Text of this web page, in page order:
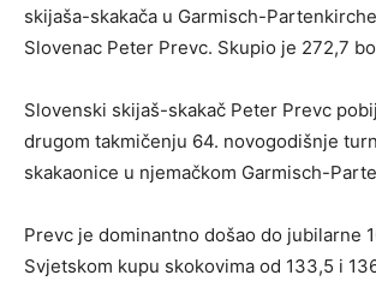
skijaša-skakača u Garmisch-
Slovenac Peter Prevc. Skupio je 272,7
Slovenski skijaš-skakač Peter Prevc
drugom takmičenju 64. novogodišnje
skakaonice u njemačkom Garmisch-
Prevc je dominantno došao do jubilarne
Svjetskom kupu skokovima od 133,5 i